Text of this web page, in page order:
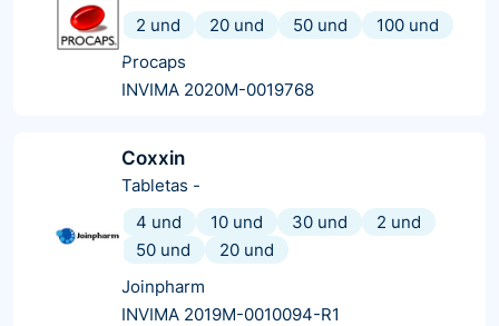
2 und
20 und 50 und
100 und
Procaps
INVIMA 2020M-0019768
Coxxin
Tabletas -
4 und
10 und 30 und
2 und
50 und
20 und
Joinpharm
INVIMA 2019M-0010094-R1